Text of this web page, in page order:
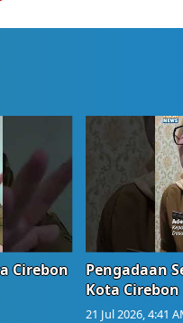
Cirebon
Pengadaan
Kota Cirebon
21 Jul 2026, 4:41